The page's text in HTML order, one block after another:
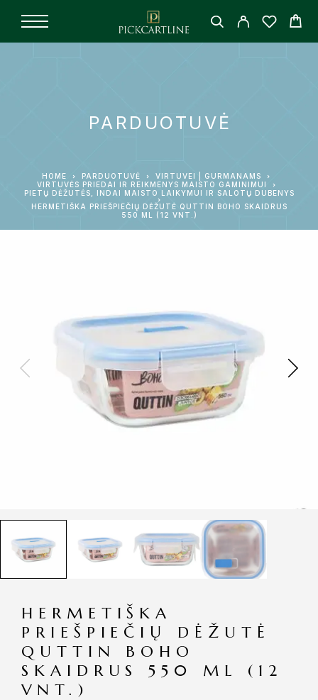
PARDUOTUVĖ
HOME PARDUOTUVĖ
VIRTUVEI | GURMANAMS
VIRTUVĖS PRIEDAI IR REIKMENYS MAISTO GAMINIMUI
PIETŲ DĖŽUTĖS, INDAI MAISTO LAIKYMUI IR SALOTŲ DUBENYS
HERMETIŠKA PRIEŠPIEČIŲ DĖŽUTĖ QUTTIN BOHO SKAIDRUS
550 ML (12 VNT.)
HERMETIŠKA
PRIEŠPIEČIŲ DĖŽUTĖ
QUTTIN BOHO
SKAIDRUS 550 ML (12
VNT.)